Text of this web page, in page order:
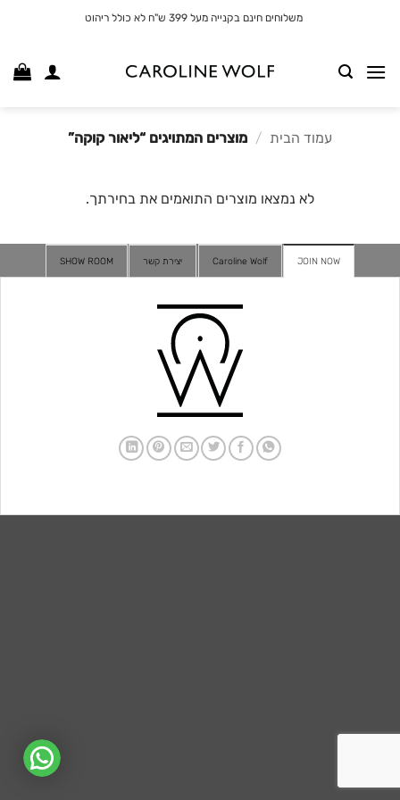
משלוחים חינם בקנייה מעל 399 ש"ח לא כולל ריהוט
עמוד הבית / מוצרים המתויגים “ליאור קוקה”
לא נמצאו מוצרים התואמים את בחירתך.
JOIN NOW
Caroline Wolf יצירת קשר SHOW ROOM